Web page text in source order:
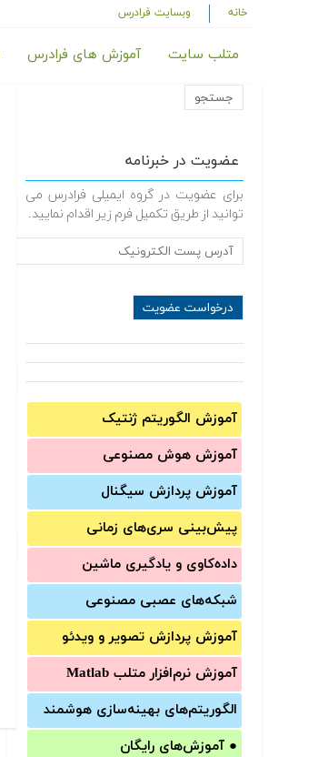
خانه وبسایت فرادرس
متلب سایت آموزش های فرادرس
عضویت در خبرنامه
برای عضویت در گروه ایمیلی فرادرس می
توانید از طریق تکمیل فرم زیر اقدام نمایید.
آموزش الگوریتم ژنتیک
آموزش‌ هوش مصنوعی
آموزش‌ پردازش سیگنال
پیش‌‌بینی سری‌‌های زمانی
داده‌کاوی و یادگیری ماشین
شبکه‌های عصبی مصنوعی
آموزش‌ پردازش تصویر و ویدئو
آموزش‌ نرم‌افزار متلب Matlab
الگوریتم‌های بهینه‌سازی هوشمند
● آموزش‌های رایگان